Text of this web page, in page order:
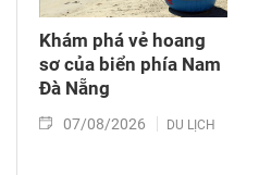
Khám phá vẻ hoang
sơ của biển phía Nam
Đà Nẵng
07/08/2026 DU LỊCH